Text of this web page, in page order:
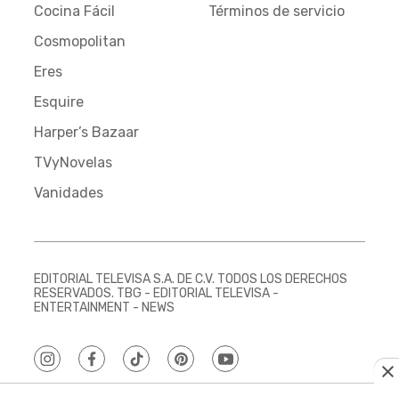
Cocina Fácil
Cosmopolitan
Eres
Esquire
Harper’s Bazaar
TVyNovelas
Vanidades
Términos de servicio
EDITORIAL TELEVISA S.A. DE C.V. TODOS LOS DERECHOS
RESERVADOS. TBG - EDITORIAL TELEVISA -
ENTERTAINMENT - NEWS
instagramfacebooktiktokpinterestyoutube